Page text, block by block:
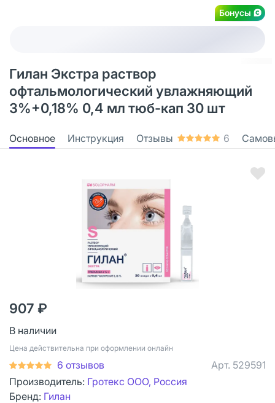
Бонусы
Гилан Экстра раствор
офтальмологический увлажняющий
3%+0,18% 0,4 мл тюб-кап 30 шт
Основное Инструкция Отзывы 6
907 ₽
В наличии
Цена действительна при оформлении онлайн
6 отзывов Арт. 529591
Производитель: Гротекс ООО, Россия
Бренд: Гилан